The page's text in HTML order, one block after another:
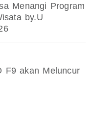
Menangi Program
by.U
F9 akan Meluncur